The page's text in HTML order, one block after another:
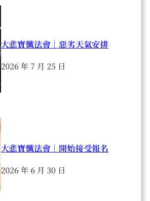
大悲寶懺法會｜惡劣天氣安排
2026 年 7 月 25 日
大悲寶懺法會｜開始接受報名
2026 年 6 月 30 日